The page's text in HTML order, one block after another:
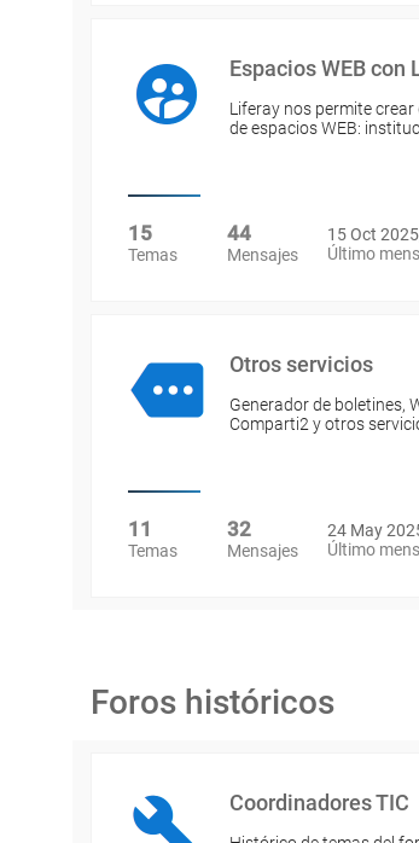
Espacios WEB con
Liferay nos permite
de espacios WEB:
15
Temas
44
Mensajes
15 Oct
Último
Otros servicios
Generador de boletines,
Comparti2 y otros
11
Temas
32
Mensajes
24 May
Último
Foros históricos
Coordinadores TIC